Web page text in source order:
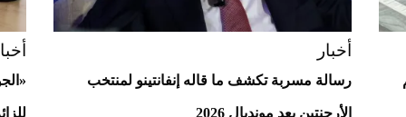
أخبار
رسالة مسربة تكشف ما قاله إنفانتينو لمنتخب
الأرجنتين بعد مونديال 2026